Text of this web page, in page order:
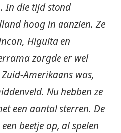
In die tijd stond
hoog in aanzien. Ze
Higuita en
zorgde er wel
Amerikaans was,
Nu hebben ze
een aantal sterren. De
beetje op, al spelen